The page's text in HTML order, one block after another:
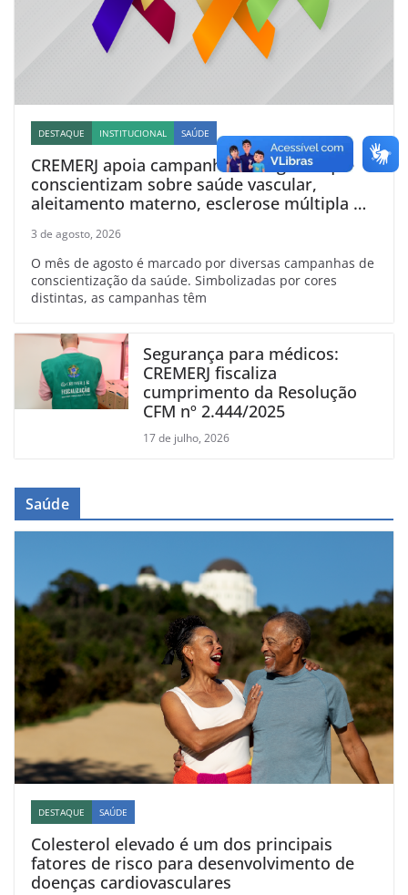
DESTAQUE INSTITUCIONAL SAÚDE
CREMERJ apoia campanhas de agosto que
conscientizam sobre saúde vascular,
aleitamento materno, esclerose múltipla e
3 de agosto, 2026
O mês de agosto é marcado por diversas campanhas de
conscientização da saúde. Simbolizadas por cores
distintas, as campanhas têm
Segurança para médicos:
CREMERJ fiscaliza
cumprimento da Resolução
CFM nº 2.444/2025
17 de julho, 2026
Saúde
DESTAQUE SAÚDE
Colesterol elevado é um dos principais
fatores de risco para desenvolvimento de
doenças cardiovasculares